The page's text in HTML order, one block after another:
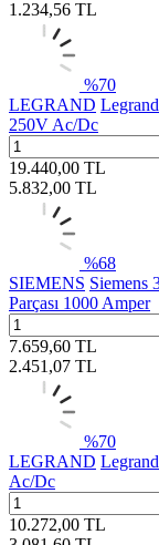
1.234,56 TL
%70
LEGRAND
250V Ac/Dc
19.440,00 TL
5.832,00 TL
%68
SIEMENS Siemens
Parçası 1000 Amper
7.659,60 TL
2.451,07 TL
%70
LEGRAND
Ac/Dc
10.272,00 TL